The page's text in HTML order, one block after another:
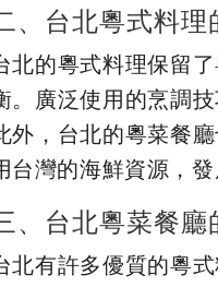
、台北粵式料理
北的粵式料理保留
。廣泛使用的烹調
外，台北的粵菜餐
台灣的海鮮資源，
、台北粵菜餐廳
北有許多優質的粵